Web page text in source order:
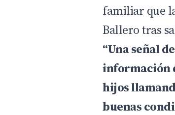
familiar que
Ballero tras
“Una señal
información
hijos
buenas